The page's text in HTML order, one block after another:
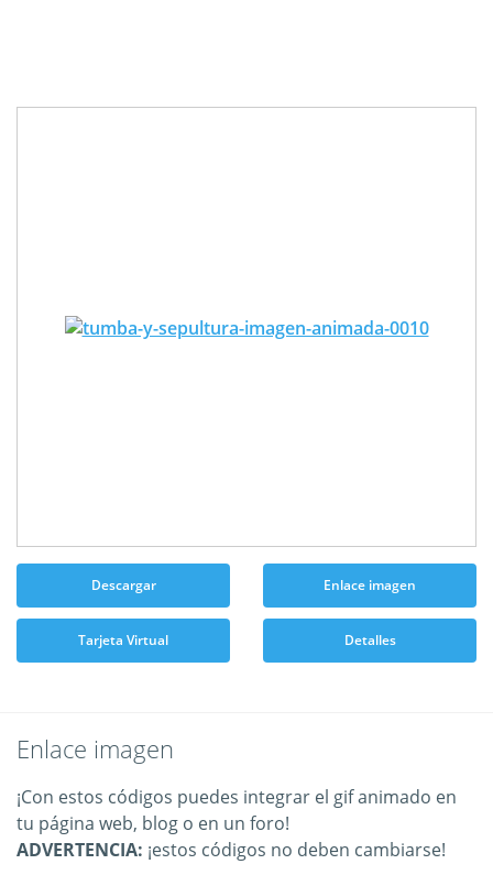
Descargar Enlace imagen
Tarjeta Virtual Detalles
Enlace imagen
¡Con estos códigos puedes integrar el gif animado en
tu página web, blog o en un foro!
ADVERTENCIA: ¡estos códigos no deben cambiarse!